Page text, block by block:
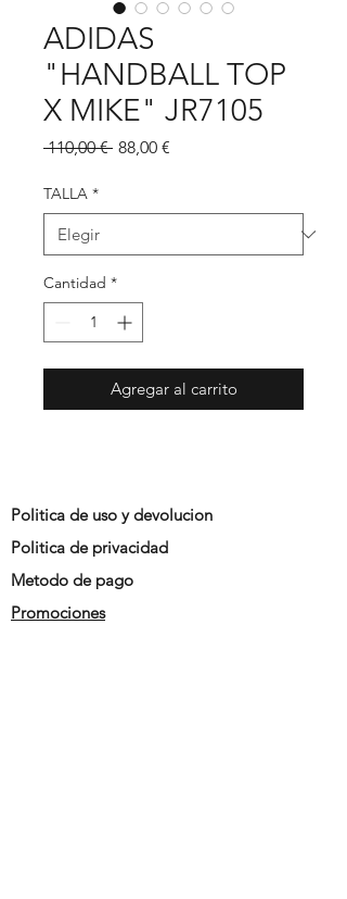
ADIDAS
"HANDBALL TOP
X MIKE" JR7105
110,00 € Precio
88,00 €
TALLA *
Cantidad *
Agregar al carrito
Politica de uso y devolucion
Politica de privacidad
Metodo de pago
Promociones